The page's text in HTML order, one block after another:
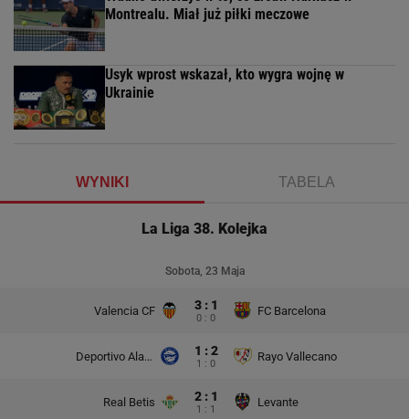
Montrealu. Miał już piłki meczowe
Usyk wprost wskazał, kto wygra wojnę w
Ukrainie
WYNIKI TABELA
La Liga 38. Kolejka
Sobota, 23 Maja
Valencia CF 3 : 1
0 : 0
FC Barcelona
Deportivo Alaves 1 : 2
1 : 0
Rayo Vallecano
Real Betis 2 : 1
1 : 1
Levante